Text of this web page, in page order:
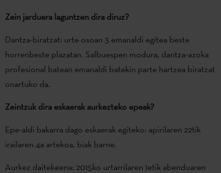
Zein jarduera laguntzen dira diruz?
Dantza-biratzat: urte osoan 3 emanaldi egitea beste
horrenbeste plazatan. Salbuespen modura, dantza-azoka
profesional batean emanaldi batekin parte hartzea biratzat
onartuko da.
Zeintzuk dira eskaerak aurkezteko epeak?
Epe-aldi bakarra dago eskaerak egiteko: apirilaren 22tik
irailaren 4a artekoa, biak barne.
Aurkez daitekeena: 2015ko urtarrilaren 1etik abenduaren